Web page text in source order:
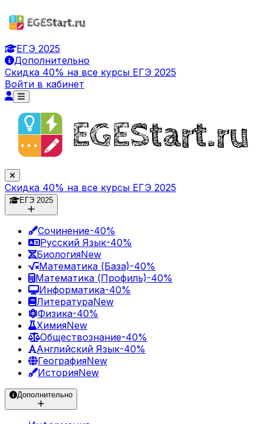
ЕГЭ 2025
Дополнительно
Скидка 40% на все курсы ЕГЭ 2025
Войти в кабинет
Скидка 40% на все курсы ЕГЭ 2025
ЕГЭ 2025
Сочинение-40%
Русский Язык-40%
БиологияNew
Математика (База)-40%
Математика (Профиль)-40%
Информатика-40%
ЛитератураNew
Физика-40%
ХимияNew
Обществознание-40%
Английский Язык-40%
ГеографияNew
ИсторияNew
Дополнительно